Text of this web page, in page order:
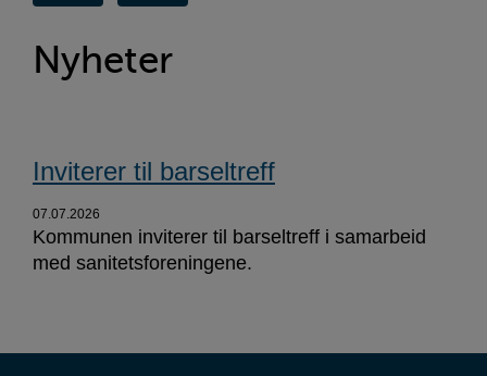
Nyheter
Inviterer til barseltreff
07.07.2026
Kommunen inviterer til barseltreff i samarbeid
med sanitetsforeningene.